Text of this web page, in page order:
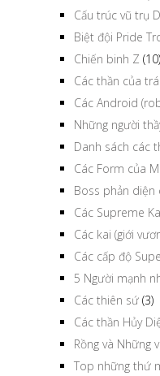
Cấu trúc vũ trụ
Biệt đội Pride
Chiến binh Z (10)
Các thần của
Các Android
Những người
Danh sách các
Các Form của
Boss phản diện
Các Supreme
Các kai (giới
Các cấp độ
5 Người mạnh
Các thiên sứ (3)
Các thần Hủy
Rồng và Những
Top những thứ